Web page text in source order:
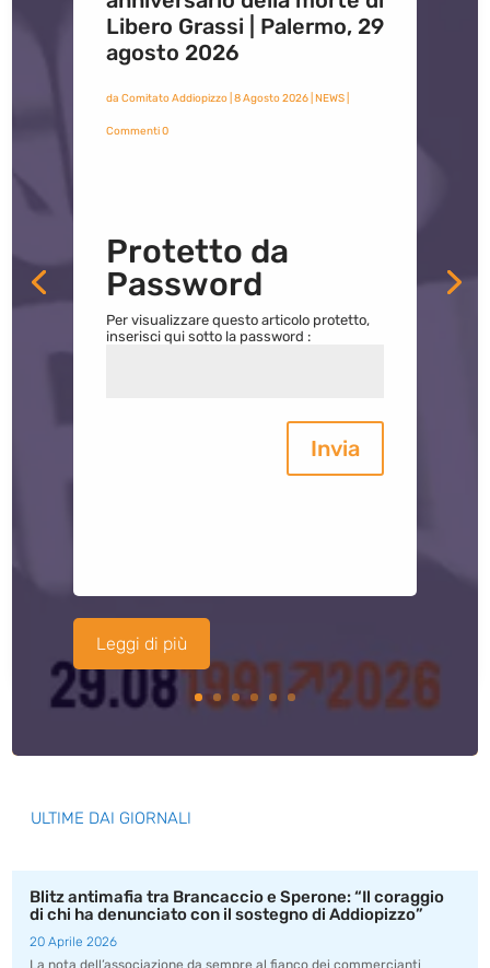
Libero Grassi | Palermo, 29
agosto 2026
da Comitato Addiopizzo| 8 Agosto 2026| NEWS|
Commenti 0
Protetto da
Password
Per visualizzare questo articolo protetto,
inserisci qui sotto la password :
Invia
Leggi di più
ULTIME DAI GIORNALI
Blitz antimafia tra Brancaccio e Sperone: “Il coraggio
di chi ha denunciato con il sostegno di Addiopizzo”
20 Aprile 2026
La nota dell’associazione da sempre al fianco dei commercianti